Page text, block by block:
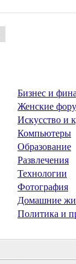
Бизнес и
Женские
Искусство и
Компьютеры
Образование
Развлечения
Технологии
Фотография
Домашние
Политика и